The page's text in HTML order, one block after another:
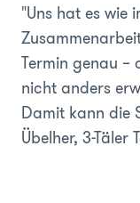
"Uns hat es wie
Termin genau
nicht anders
Damit kann die
Übelher, 3-Täler